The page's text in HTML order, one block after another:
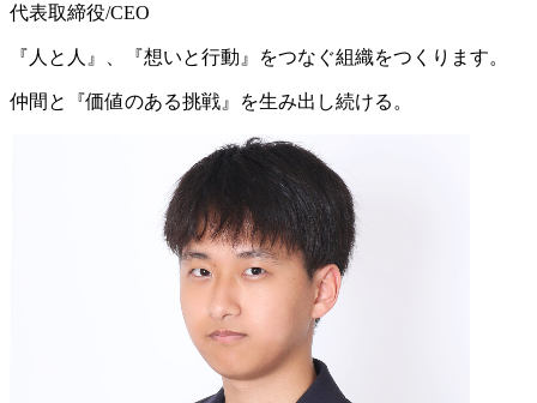
代表取締役/CEO
『人と人』、『想いと行動』をつなぐ組織をつくります。
仲間と『価値のある挑戦』を生み出し続ける。